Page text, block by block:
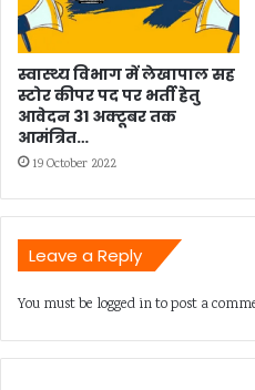
स्वास्थ्य विभाग में लेखापाल सह
स्टोर कीपर पद पर भर्ती हेतु
आवेदन 31 अक्टूबर तक
आमंत्रित…
19 October 2022
Leave a Reply
You must be logged into post a